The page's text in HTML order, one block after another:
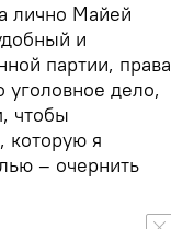
лично Майей
и
партии, права
уголовное дело,
чтобы
которую я
– очернить